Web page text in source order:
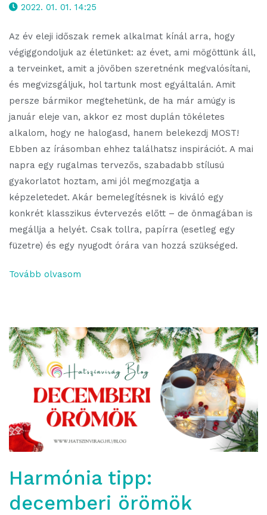
2022. 01. 01. 14:25
Az év eleji időszak remek alkalmat kínál arra, hogy
végiggondoljuk az életünket: az évet, ami mögöttünk áll,
a terveinket, amit a jövőben szeretnénk megvalósítani,
és megvizsgáljuk, hol tartunk most egyáltalán. Amit
persze bármikor megtehetünk, de ha már amúgy is
január eleje van, akkor ez most duplán tökéletes
alkalom, hogy ne halogasd, hanem belekezdj MOST!
Ebben az írásomban ehhez találhatsz inspirációt. A mai
napra egy rugalmas tervezős, szabadabb stílusú
gyakorlatot hoztam, ami jól megmozgatja a
képzeletedet. Akár bemelegítésnek is kiváló egy
konkrét klasszikus évtervezés előtt – de önmagában is
megállja a helyét. Csak tollra, papírra (esetleg egy
füzetre) és egy nyugodt órára van hozzá szükséged.
Tovább olvasom
Harmónia tipp:
decemberi örömök